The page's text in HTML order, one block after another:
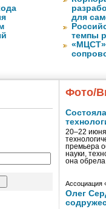
для
темпы
«МЦСТ»
Фото/
20–22
премьера
науки,
она
Олег